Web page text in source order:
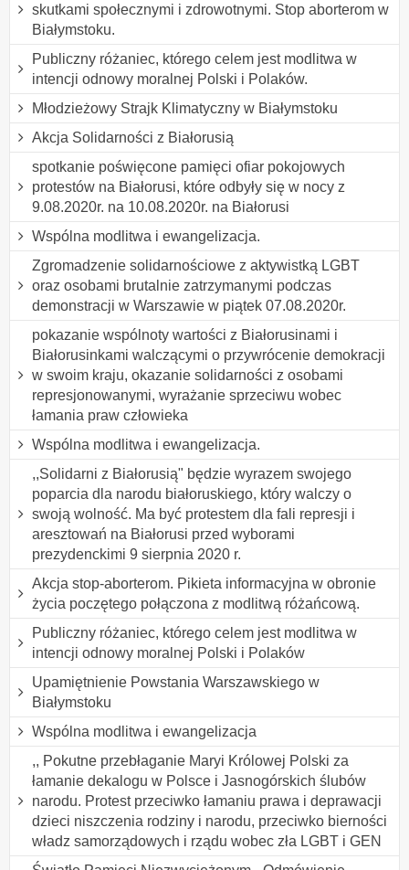
skutkami społecznymi i zdrowotnymi. Stop aborterom w
Białymstoku.
Publiczny różaniec, którego celem jest modlitwa w
intencji odnowy moralnej Polski i Polaków.
Młodzieżowy Strajk Klimatyczny w Białymstoku
Akcja Solidarności z Białorusią
spotkanie poświęcone pamięci ofiar pokojowych
protestów na Białorusi, które odbyły się w nocy z
9.08.2020r. na 10.08.2020r. na Białorusi
Wspólna modlitwa i ewangelizacja.
Zgromadzenie solidarnościowe z aktywistką LGBT
oraz osobami brutalnie zatrzymanymi podczas
demonstracji w Warszawie w piątek 07.08.2020r.
pokazanie wspólnoty wartości z Białorusinami i
Białorusinkami walczącymi o przywrócenie demokracji
w swoim kraju, okazanie solidarności z osobami
represjonowanymi, wyrażanie sprzeciwu wobec
łamania praw człowieka
Wspólna modlitwa i ewangelizacja.
,,Solidarni z Białorusią" będzie wyrazem swojego
poparcia dla narodu białoruskiego, który walczy o
swoją wolność. Ma być protestem dla fali represji i
aresztowań na Białorusi przed wyborami
prezydenckimi 9 sierpnia 2020 r.
Akcja stop-aborterom. Pikieta informacyjna w obronie
życia poczętego połączona z modlitwą różańcową.
Publiczny różaniec, którego celem jest modlitwa w
intencji odnowy moralnej Polski i Polaków
Upamiętnienie Powstania Warszawskiego w
Białymstoku
Wspólna modlitwa i ewangelizacja
,, Pokutne przebłaganie Maryi Królowej Polski za
łamanie dekalogu w Polsce i Jasnogórskich ślubów
narodu. Protest przeciwko łamaniu prawa i deprawacji
dzieci niszczenia rodziny i narodu, przeciwko bierności
władz samorządowych i rządu wobec zła LGBT i GEN